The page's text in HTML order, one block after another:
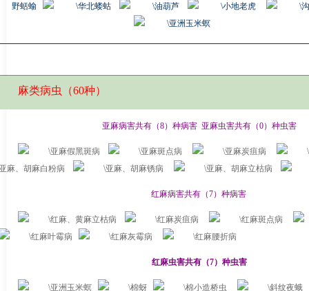
野蛞蝓
华北蝼蛄 油葫芦 小地老虎
亚洲玉米螟
麻类病虫（60种）
亚麻病害共有（8）种病害 亚麻虫害共有（0）种虫害
亚麻假黑斑病 亚麻斑点病
亚麻炭疽病
麻、胡麻白粉病
亚麻、胡麻锈病 亚麻、胡麻立枯病
红麻病害共有（7）种病害
红麻、黄麻立枯病 红麻炭疽病
红麻斑点病
红麻叶霉病
红麻灰霉病 红麻腰折病
红麻虫害共有（7）种虫害
亚洲玉米螟 棉蚜 棉小造桥虫
斜纹夜蛾